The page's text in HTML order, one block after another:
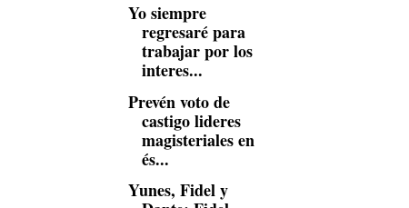
Yo siempre
regresaré para
trabajar por los
interes...
Prevén voto de
castigo lideres
magisteriales en
és...
Yunes, Fidel y